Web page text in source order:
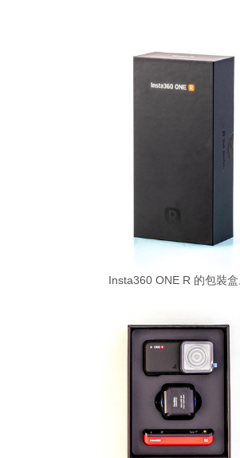
Insta360 ONE R 的包裝盒